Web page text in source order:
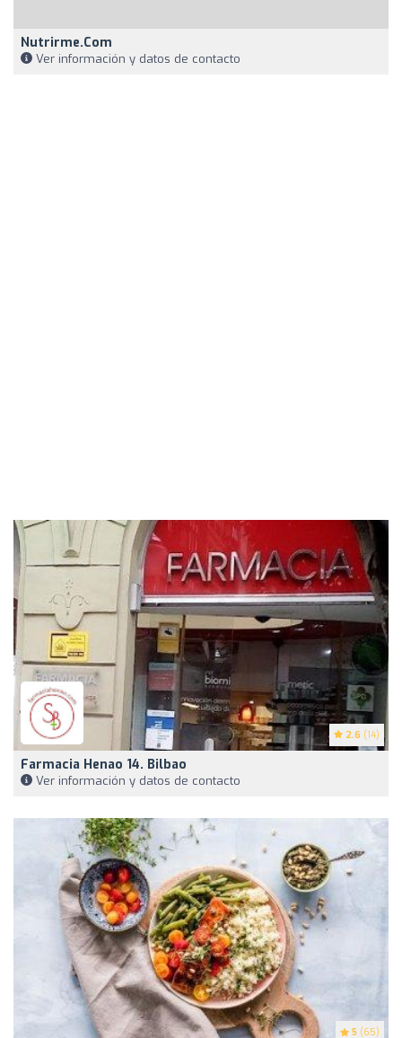
Nutrirme.com
Ver información y datos de contacto
2.6 (14)
Farmacia Henao 14. Bilbao
Ver información y datos de contacto
5 (65)